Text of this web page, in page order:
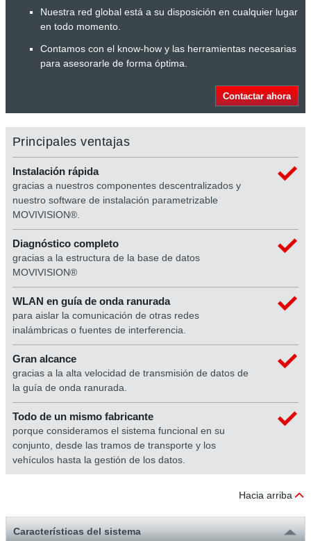
Nuestra red global está a su disposición en cualquier lugar
en todo momento.
Contamos con el know-how y las herramientas necesarias
para asesorarle de forma óptima.
Contactar ahora
Principales ventajas
Instalación rápida
gracias a nuestros componentes descentralizados y
nuestro software de instalación parametrizable
MOVIVISION®.
Diagnóstico completo
gracias a la estructura de la base de datos
MOVIVISION®
WLAN en guía de onda ranurada
para aislar la comunicación de otras redes
inalámbricas o fuentes de interferencia.
Gran alcance
gracias a la alta velocidad de transmisión de datos de
la guía de onda ranurada.
Todo de un mismo fabricante
porque consideramos el sistema funcional en su
conjunto, desde las tramos de transporte y los
vehículos hasta la gestión de los datos.
Hacia arriba
Características del sistema